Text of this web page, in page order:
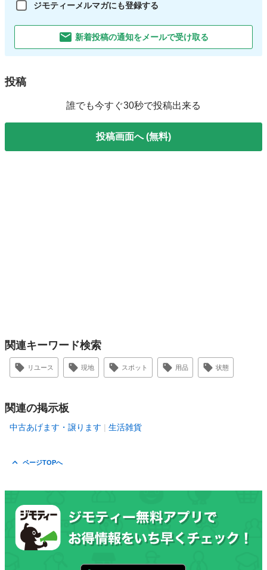
ジモティーメルマガにも登録する
新着投稿の通知をメールで受け取る
投稿
誰でも今すぐ30秒で投稿出来る
投稿画面へ (無料)
関連キーワード検索
リユース 現地 スポット 用品 状態
関連の掲示板
中古あげます・譲ります 生活雑貨
ページTOPへ